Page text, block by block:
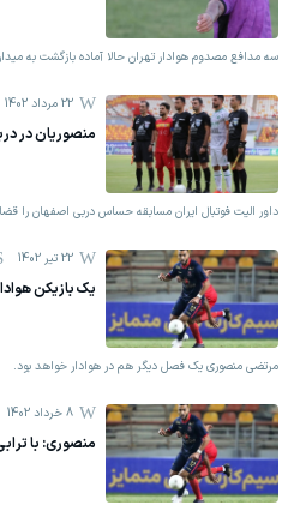
سه مدافع مصدوم هوادار تهران حالا آماده بازگشت به
22 مرداد 1402
منصوریان در
داور الیت فوتبال ایران مسابقه حساس دربی اصفهان را
22 تیر 1402
یک بازیکن
مرتضی منصوری یک فصل دیگر هم در هوادار خواهد بود.
8 خرداد 1402
منصوری: با